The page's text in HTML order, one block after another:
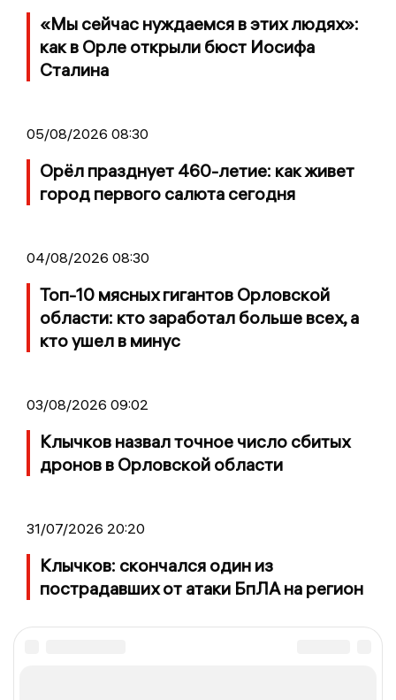
«Мы сейчас нуждаемся в этих людях»:
как в Орле открыли бюст Иосифа
Сталина
05/08/2026 08:30
Орёл празднует 460-летие: как живет
город первого салюта сегодня
04/08/2026 08:30
Топ-10 мясных гигантов Орловской
области: кто заработал больше всех, а
кто ушел в минус
03/08/2026 09:02
Клычков назвал точное число сбитых
дронов в Орловской области
31/07/2026 20:20
Клычков: скончался один из
пострадавших от атаки БпЛА на регион